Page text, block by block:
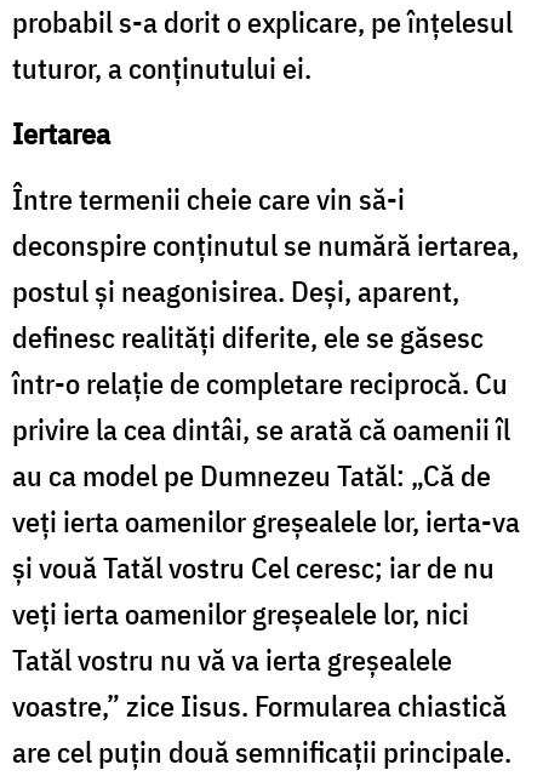
probabil s-a dorit o explicare, pe înțelesul
tuturor, a conținutului ei.
Iertarea
Între termenii cheie care vin să-i
deconspire conținutul se numără iertarea,
postul și neagonisirea. Deși, aparent,
definesc realități diferite, ele se găsesc
într-o relație de completare reciprocă. Cu
privire la cea dintâi, se arată că oamenii îl
au ca model pe Dumnezeu Tatăl: „Că de
veţi ierta oamenilor greşealele lor, ierta-va
şi vouă Tatăl vostru Cel ceresc; iar de nu
veţi ierta oamenilor greşealele lor, nici
Tatăl vostru nu vă va ierta greşealele
voastre,” zice Iisus. Formularea chiastică
are cel puțin două semnificații principale.